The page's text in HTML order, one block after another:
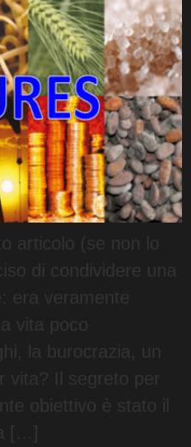
articolo (se non lo
di condividere una
era veramente
vita poco
la burocrazia, un
vita? Il segreto per
obiettivo è stato il